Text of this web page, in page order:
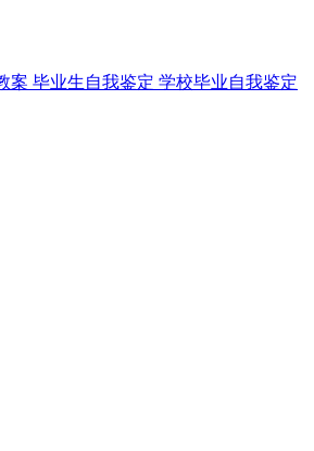
案 毕业生自我鉴定 学校毕业自我鉴定